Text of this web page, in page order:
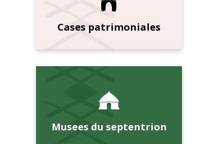
Cases patrimoniales
Musees du septentrion